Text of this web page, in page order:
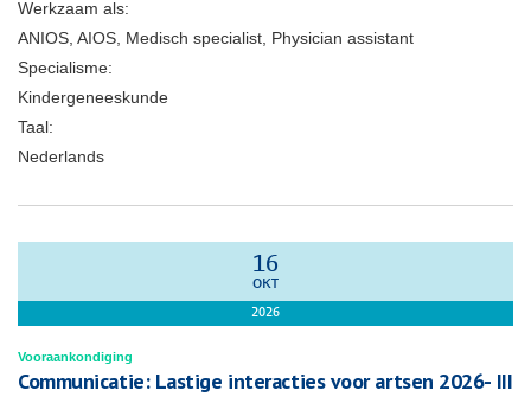
Werkzaam als:
ANIOS, AIOS, Medisch specialist, Physician assistant
Specialisme:
Kindergeneeskunde
Taal:
Nederlands
16
OKT
2026
Vooraankondiging
Communicatie: Lastige interacties voor artsen 2026- III